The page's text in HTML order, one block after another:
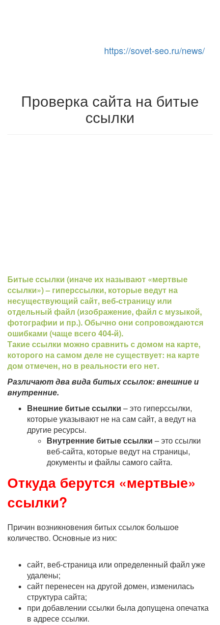
https://sovet-seo.ru/news/
Toggle Navigation
Проверка сайта на битые
ссылки
Битые ссылки (иначе их называют «мертвые
ссылки») – гиперссылки, которые ведут на
несуществующий сайт, веб-страницу или
отдельный файл (изображение, файл с музыкой,
фотографии и пр.). Обычно они сопровождаются
ошибками (чаще всего 404-й).
Такие ссылки можно сравнить с домом на карте,
которого на самом деле не существует: на карте
дом отмечен, но в реальности его нет.
Различают два вида битых ссылок: внешние и
внутренние.
Внешние битые ссылки – это гиперссылки,
которые указывают не на сам сайт, а ведут на
другие ресурсы.
Внутренние битые ссылки – это ссылки
веб-сайта, которые ведут на страницы,
документы и файлы самого сайта.
Откуда берутся «мертвые»
ссылки?
Причин возникновения битых ссылок большое
количество. Основные из них:
сайт, веб-страница или определенный файл уже
удалены;
сайт перенесен на другой домен, изменилась
структура сайта;
при добавлении ссылки была допущена опечатка
в адресе ссылки.